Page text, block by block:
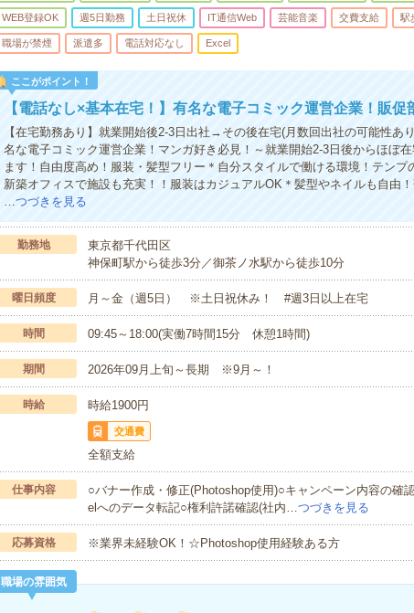
WEB登録OK 週5日勤務 土日祝休 IT通信Web 芸能音楽 交費支給 駅
職場が禁煙 派遣多 電話対応なし Excel
ここがポイント！
【電話なし×基本在宅！】有名な電子コミック運営企業！販促
【在宅勤務あり】就業開始後2-3日出社→その後在宅(月数回出社の可能性
名な電子コミック運営企業！マンガ好き必見！～就業開始2-3日後からほぼ
ます！自由度高め！服装・髪型フリー＊自分スタイルで働ける環境！テン
新築オフィスで施設も充実！！服装はカジュアルOK＊髪型やネイルも自由
…つづきを見る
勤務地
東京都千代田区
神保町駅から徒歩3分／御茶ノ水駅から徒歩10分
曜日頻度 月～金（週5日） ※土日祝休み！ #週3日以上在宅
時間 09:45～18:00(実働7時間15分 休憩1時間)
期間 2026年09月上旬～長期 ※9月～！
時給 時給1900円
交通費
全額支給
仕事内容
○バナー作成・修正(Photoshop使用)○キャンペーン内容の確
elへのデータ転記○権利許諾確認(社内…つづきを見る
応募資格 ※業界未経験OK！☆Photoshop使用経験ある方
職場の雰囲気